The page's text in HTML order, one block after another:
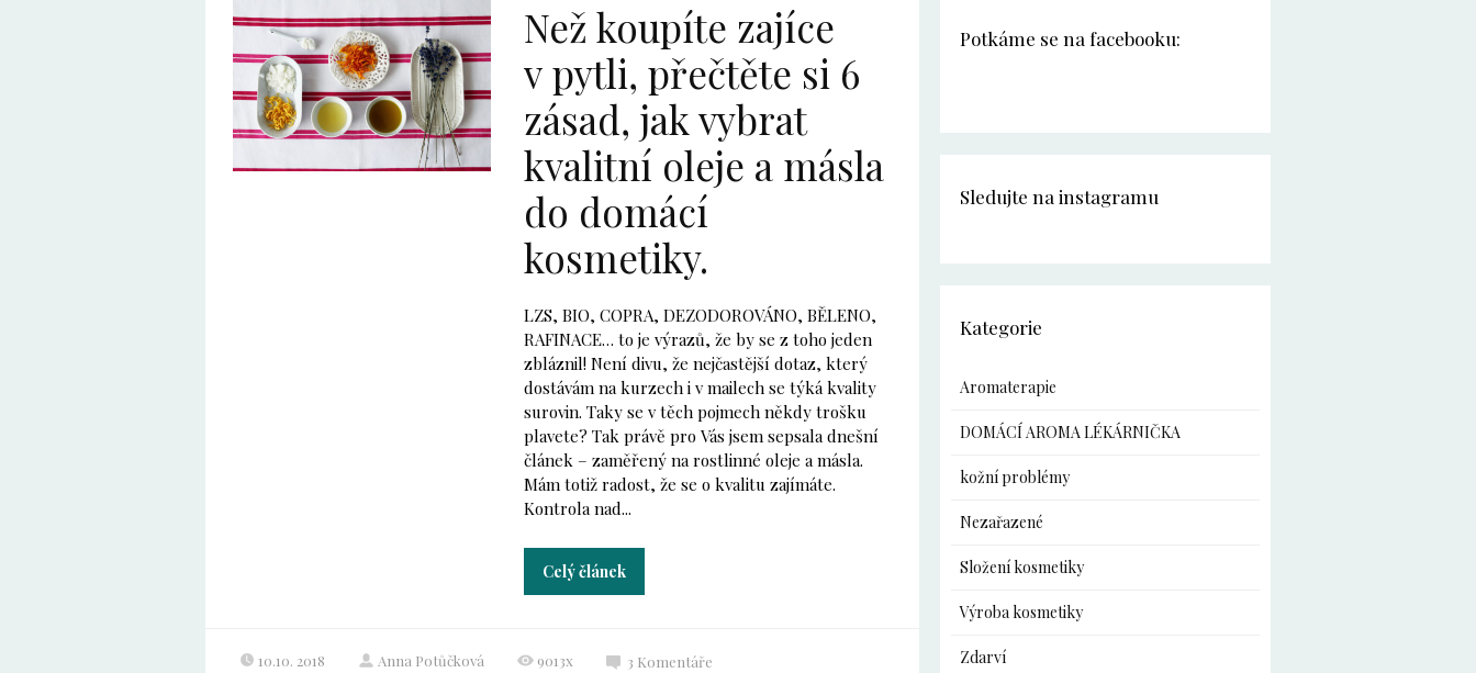
Než koupíte zajíce
v pytli, přečtěte si 6
zásad, jak vybrat
kvalitní oleje a másla
do domácí
kosmetiky.
LZS, BIO, COPRA, DEZODOROVÁNO, BĚLENO,
RAFINACE… to je výrazů, že by se z toho jeden
zbláznil! Není divu, že nejčastější dotaz, který
dostávám na kurzech i v mailech se týká kvality
surovin. Taky se v těch pojmech někdy trošku
plavete? Tak právě pro Vás jsem sepsala dnešní
článek – zaměřený na rostlinné oleje a másla.
Mám totiž radost, že se o kvalitu zajímáte.
Kontrola nad...
Celý článek
10.10. 2018 Anna Potůčková 9013x 3 Komentáře
Potkáme se na facebooku:
Sledujte na instagramu
Kategorie
Aromaterapie
DOMÁCÍ AROMA LÉKÁRNIČKA
kožní problémy
Nezařazené
Složení kosmetiky
Výroba kosmetiky
Zdarví